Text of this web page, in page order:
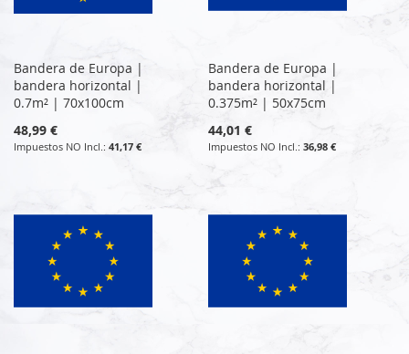
Bandera de Europa |
bandera horizontal |
0.7m² | 70x100cm
48,99 €
41,17 €
Bandera de Europa |
bandera horizontal |
0.375m² | 50x75cm
44,01 €
36,98 €